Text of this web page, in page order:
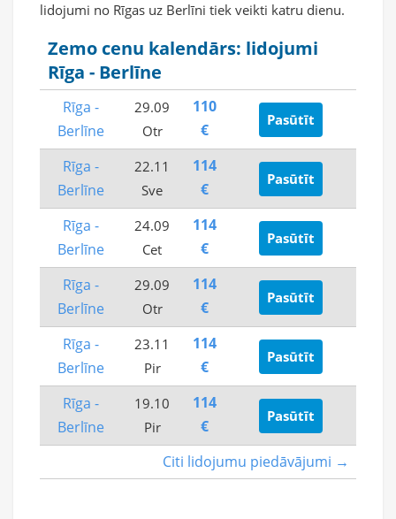
lidojumi no Rīgas uz Berlīni tiek veikti katru dienu.
Zemo cenu kalendārs: lidojumi
Rīga - Berlīne
Citi lidojumu piedāvājumi →
Rīga -
Berlīne
29.09
Otr
110
€
Pasūtīt
Rīga -
Berlīne
22.11
Sve
114
€
Pasūtīt
Rīga -
Berlīne
24.09
Cet
114
€
Pasūtīt
Rīga -
Berlīne
29.09
Otr
114
€
Pasūtīt
Rīga -
Berlīne
23.11
Pir
114
€
Pasūtīt
Rīga -
Berlīne
19.10
Pir
114
€
Pasūtīt